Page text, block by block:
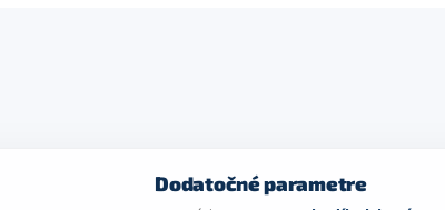
Dodatočné parametre